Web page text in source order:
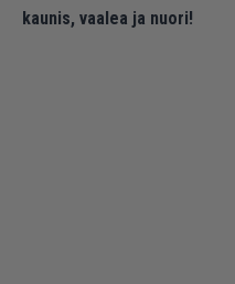
kaunis, vaalea ja nuori!